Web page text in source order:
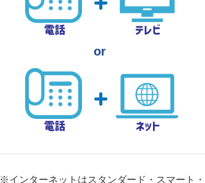
or
※インターネットはスタンダード・スマート・